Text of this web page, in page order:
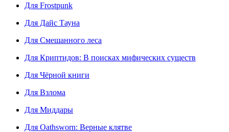
Для Frostpunk
Для Дайс Тауна
Для Смешанного леса
Для Криптидов: В поисках мифических существ
Для Чёрной книги
Для Взлома
Для Миддары
Для Oathsworn: Верные клятве